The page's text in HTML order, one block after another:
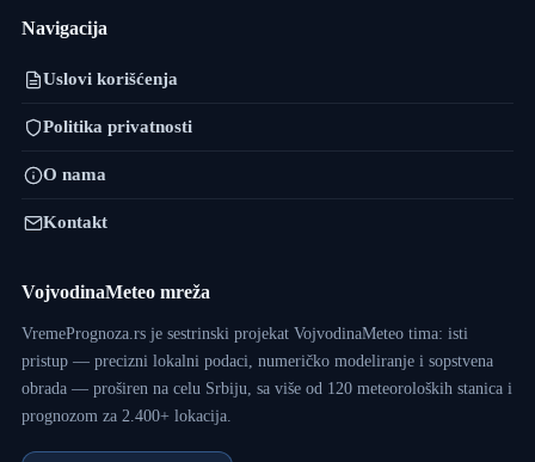
Navigacija
Uslovi korišćenja
Politika privatnosti
O nama
Kontakt
VojvodinaMeteo mreža
VremePrognoza.rs je sestrinski projekat VojvodinaMeteo tima: isti
pristup — precizni lokalni podaci, numeričko modeliranje i sopstvena
obrada — proširen na celu Srbiju, sa više od 120 meteoroloških stanica i
prognozom za 2.400+ lokacija.